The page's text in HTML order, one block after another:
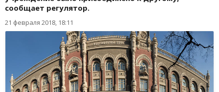
сообщает регулятор.
21 февраля 2018, 18:11